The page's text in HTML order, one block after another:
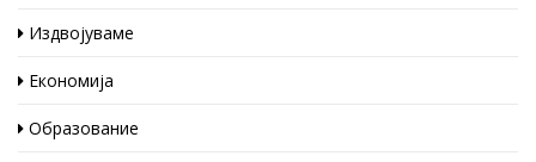
Издвојуваме
Економија
Образование